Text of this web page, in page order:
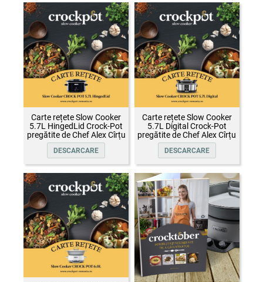
Carte rețete Slow Cooker
5.7L HingedLid Crock-Pot
pregătite de Chef Alex Cîrțu
DESCARCARE
Carte rețete Slow Cooker
5.7L Digital Crock-Pot
pregătite de Chef Alex Cîrțu
DESCARCARE